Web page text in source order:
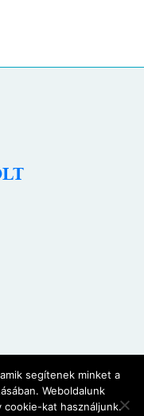
Bolt
segítenek minket a
Weboldalunk
cookie-kat használjunk.